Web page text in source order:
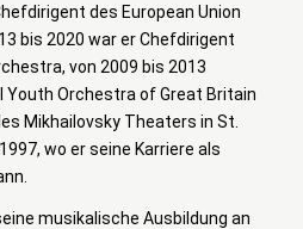
des European Union
bis 2020 war er Chefdirigent
von 2009 bis 2013
Youth Orchestra of Great Britain
Mikhailovsky Theaters in St.
wo er seine Karriere als
musikalische Ausbildung an